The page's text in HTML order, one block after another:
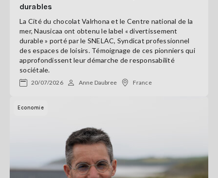
durables
La Cité du chocolat Valrhona et le Centre national de la
mer, Nausicaa ont obtenu le label « divertissement
durable » porté par le SNELAC, Syndicat professionnel
des espaces de loisirs. Témoignage de ces pionniers qui
approfondissent leur démarche de responsabilité
sociétale.
20/07/2026 Anne Daubree France
Economie